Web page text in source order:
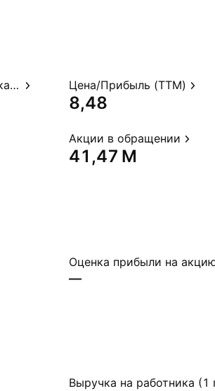
Дивидендная доходность (указ.) Цена/Прибыль (TTM)
8,48
Акции в обращении
‪41,47 M‬
Оценка прибыли на
—
Выручка на работника (1